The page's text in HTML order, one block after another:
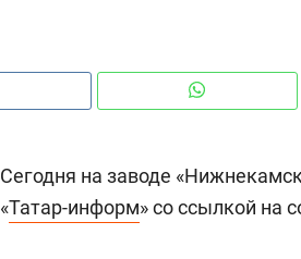
Сегодня на заводе
«Татар-информ» со ссылкой на